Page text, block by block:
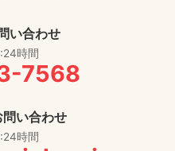
い合わせ
時間
7568
問い合わせ
時間